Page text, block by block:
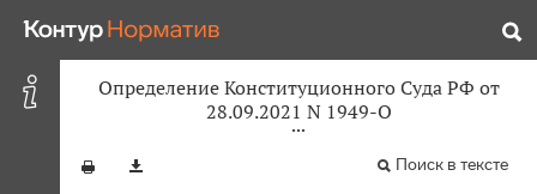
Определение Конституционного Суда РФ от
28.09.2021 N 1949-О
Поиск в тексте